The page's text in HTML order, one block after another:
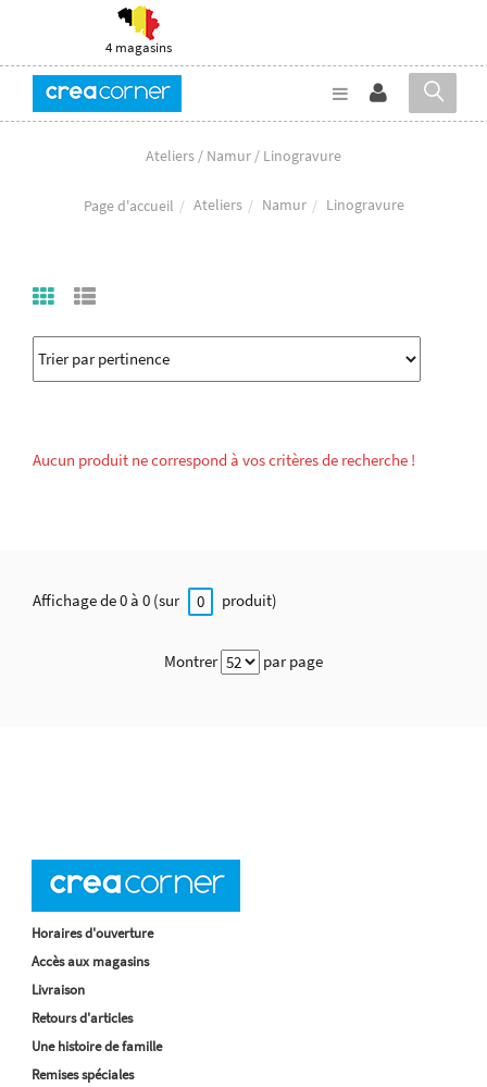
4 magasins
Ateliers / Namur / Linogravure
Page d'accueil Ateliers Namur Linogravure
Aucun produit ne correspond à vos critères de recherche !
Affichage de 0 à 0 (sur 0 produit)
Montrer par page
Horaires d'ouverture
Accès aux magasins
Livraison
Retours d'articles
Une histoire de famille
Remises spéciales